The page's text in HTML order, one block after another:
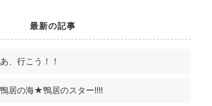
最新の記事
、行こう！！
居の海★鴨居のスター!!!!